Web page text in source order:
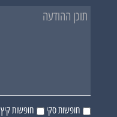
חופשות סקי חופשות קיץ